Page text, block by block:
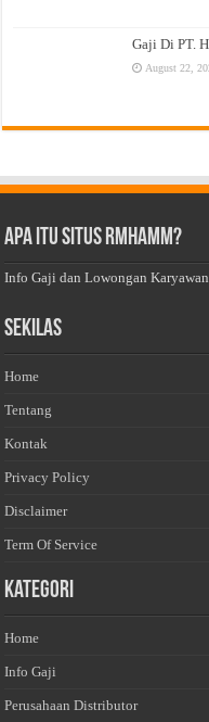
Gaji Di PT.
August 22,
Apa Itu Situs Rmhamm?
Info Gaji dan Lowongan
Sekilas
Home
Tentang
Kontak
Privacy Policy
Disclaimer
Term Of Service
Kategori
Home
Info Gaji
Perusahaan Distributor